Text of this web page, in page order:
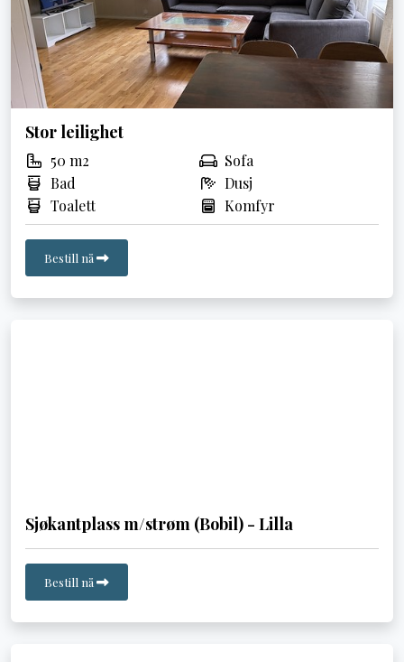
Stor leilighet
50 m2
Sofa
Bad
Dusj
Toalett
Komfyr
Bestill nå
Sjøkantplass m/strøm (Bobil) - Lilla
Bestill nå